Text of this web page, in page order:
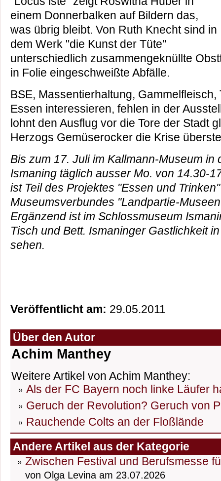
einem Donnerbalken auf Bildern das,
was übrig bleibt. Von Ruth Knecht sind in
dem Werk "die Kunst der Tüte"
unterschiedlich zusammengeknüllte
in Folie eingeschweißte Abfälle.
BSE, Massentierhaltung,
Essen interessieren, fehlen in der
lohnt den Ausflug vor die Tore der Stadt
Herzogs Gemüserocker die Krise
Bis zum 17. Juli im Kallmann-Museum in
Ismaning täglich ausser Mo. von 14.30-
ist Teil des Projektes "Essen und
Museumsverbundes "Landpartie-
Ergänzend ist im Schlossmuseum
Tisch und Bett. Ismaninger Gastlichkeit
sehen.
Veröffentlicht am: 29.05.2011
Über den Autor
Achim Manthey
Weitere Artikel von Achim Manthey:
Als der FC Bayern noch linke Läufer
Geruch der Revolution? Geruch von
Rauchende Colts an der Floßlände
Andere Artikel aus der Kategorie
Zwischen Festival und Berufsmesse
von Olga Levina am 23.07.2026